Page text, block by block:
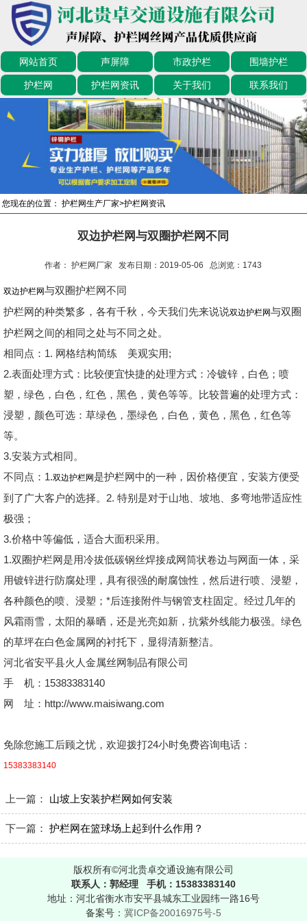
网站首页 声屏障 市政护栏 围墙护栏
护栏网 护栏网资讯 关于我们 联系我们
您现在的位置： 护栏网生产厂家>护栏网资讯
双边护栏网与双圈护栏网不同
作者： 护栏网厂家 发布日期：2019-05-06 总浏览： 1743
双边护栏网与双圈护栏网不同
护栏网的种类繁多，各有千秋，今天我们先来说说双边护栏网与双圈
护栏网之间的相同之处与不同之处。
相同点：1. 网格结构简练 美观实用;
2.表面处理方式：比较便宜快捷的处理方式：冷镀锌，白色；喷
塑，绿色，白色，红色，黑色，黄色等等。比较普遍的处理方式：
浸塑，颜色可选：草绿色，墨绿色，白色，黄色，黑色，红色等
等。
3.安装方式相同。
不同点：1.双边护栏网是护栏网中的一种，因价格便宜，安装方便受
到了广大客户的选择。2. 特别是对于山地、坡地、多弯地带适应性
极强；
3.价格中等偏低，适合大面积采用。
1.双圈护栏网是用冷拔低碳钢丝焊接成网筒状卷边与网面一体，采
用镀锌进行防腐处理，具有很强的耐腐蚀性，然后进行喷、浸塑，
各种颜色的喷、浸塑；*后连接附件与钢管支柱固定。经过几年的
风霜雨雪，太阳的暴晒，还是光亮如新，抗紫外线能力极强。绿色
的草坪在白色金属网的衬托下，显得清新整洁。
河北省安平县火人金属丝网制品有限公司
手 机：15383383140
网 址：http://www.maisiwang.com
免除您施工后顾之忧，欢迎拨打24小时免费咨询电话：
15383383140
上一篇： 山坡上安装护栏网如何安装
下一篇：护栏网在篮球场上起到什么作用？
版权所有©河北贵卓交通设施有限公司
联系人：郭经理 手机：15383383140
地址：河北省衡水市安平县城东工业园纬一路16号
备案号： 冀ICP备20016975号-5